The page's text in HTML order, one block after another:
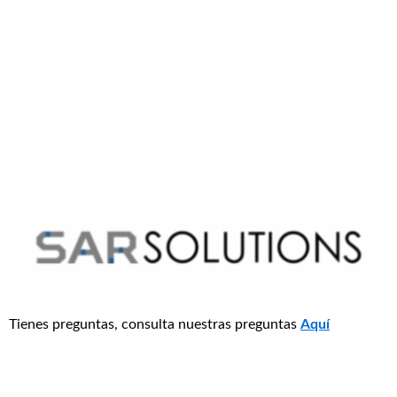
Tienes preguntas, consulta nuestras preguntas Aquí